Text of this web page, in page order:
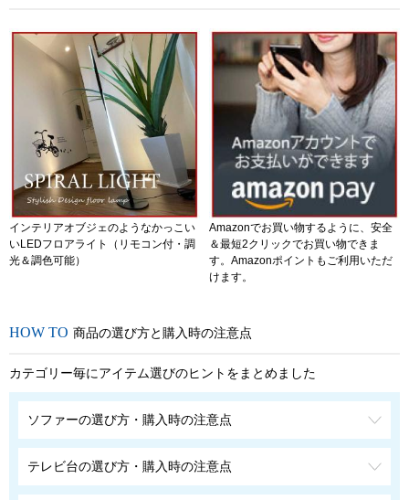
インテリアオブジェのようなかっこい
いLEDフロアライト（リモコン付・調
光＆調色可能）
Amazonでお買い物するように、安全
＆最短2クリックでお買い物できま
す。Amazonポイントもご利用いただ
けます。
商品の選び方と購入時の注意点
カテゴリー毎にアイテム選びのヒントをまとめました
ソファーの選び方・購入時の注意点
テレビ台の選び方・購入時の注意点